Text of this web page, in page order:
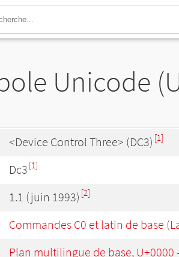
Unicode
<Device Control Three> (DC3) [1]
Dc3 [1]
1.1 (juin 1993) [2]
Commandes C0 et latin de base
Plan multilingue de base, U+0000